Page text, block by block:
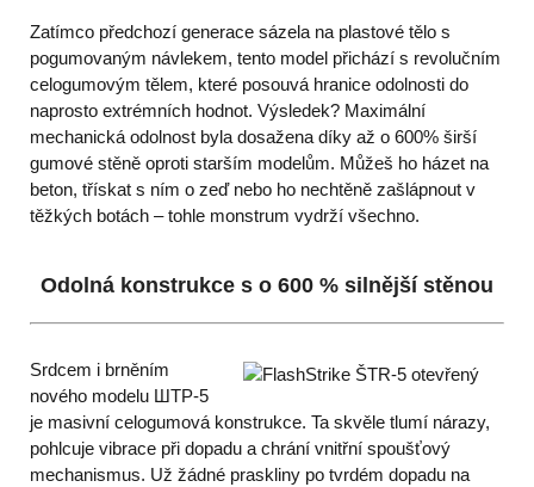
Zatímco předchozí generace sázela na plastové tělo s
pogumovaným návlekem, tento model přichází s revolučním
celogumovým tělem, které posouvá hranice odolnosti do
naprosto extrémních hodnot. Výsledek? Maximální
mechanická odolnost byla dosažena díky až o 600% širší
gumové stěně oproti starším modelům. Můžeš ho házet na
beton, třískat s ním o zeď nebo ho nechtěně zašlápnout v
těžkých botách – tohle monstrum vydrží všechno.
Odolná konstrukce s o 600 % silnější stěnou
Srdcem i brněním
nového modelu ШТР-5
je masivní celogumová konstrukce. Ta skvěle tlumí nárazy,
pohlcuje vibrace při dopadu a chrání vnitřní spoušťový
mechanismus. Už žádné praskliny po tvrdém dopadu na